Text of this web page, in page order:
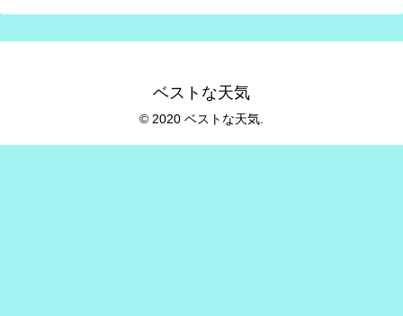
ベストな天気
© 2020 ベストな天気.